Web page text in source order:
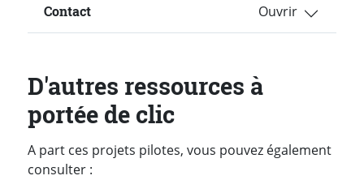
Contact
D'autres ressources à
portée de clic
A part ces projets pilotes, vous pouvez également
consulter :